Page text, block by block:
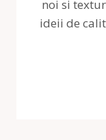
noi si
ideii de